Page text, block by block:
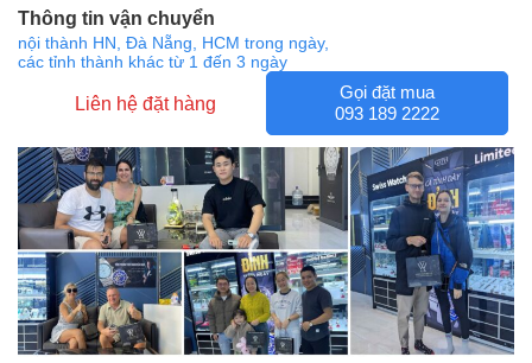
Thông tin vận chuyển
nội thành HN, Đà Nẵng, HCM trong ngày,
các tỉnh thành khác từ 1 đến 3 ngày
Liên hệ đặt hàng
Gọi đặt mua
093 189 2222